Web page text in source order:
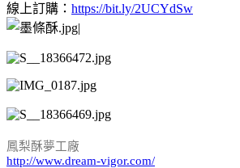
線上訂購： https://bit.ly/2UCYdSw
|
鳳梨酥夢工廠
http://www.dream-vigor.com/